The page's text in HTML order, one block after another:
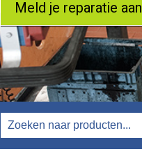
Meld je reparatie aan